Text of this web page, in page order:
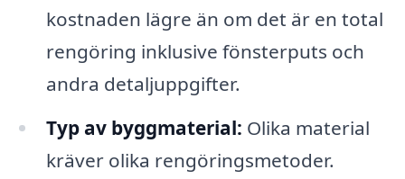
kostnaden lägre än om det är en total
rengöring inklusive fönsterputs och
andra detaljuppgifter.
Typ av byggmaterial: Olika material
kräver olika rengöringsmetoder.